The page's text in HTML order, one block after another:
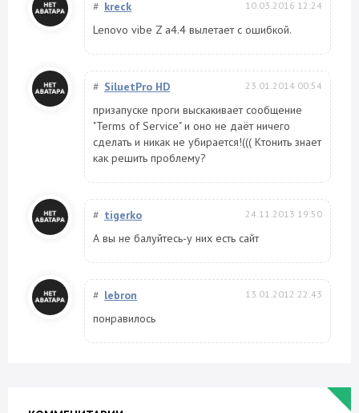
# kreck 10.03.2016 12:24
Lenovo vibe Z a4.4 вылетает с ошибкой.
# SiluetPro HD 23.01.2014 00:54
призапуске проги выскакивает сообщение
"Terms of Service" и оно не даёт ничего
сделать и никак не убирается!((( Ктонить знает
как решить проблему?
# tigerko 24.11.2013 19:50
А вы не балуйтесь-у них есть сайт
# lebron 13.01.2012 22:43
понравилось